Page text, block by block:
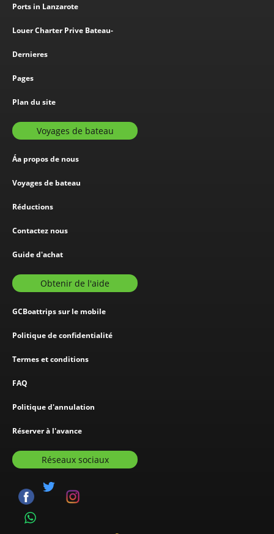
Ports in Lanzarote
Louer Charter Prive Bateau-
Dernieres
Pages
Plan du site
Voyages de bateau
Áa propos de nous
Voyages de bateau
Réductions
Contactez nous
Guide d'achat
Obtenir de l'aide
GCBoattrips sur le mobile
Politique de confidentialité
Termes et conditions
FAQ
Politique d'annulation
Réserver à l'avance
Réseaux sociaux